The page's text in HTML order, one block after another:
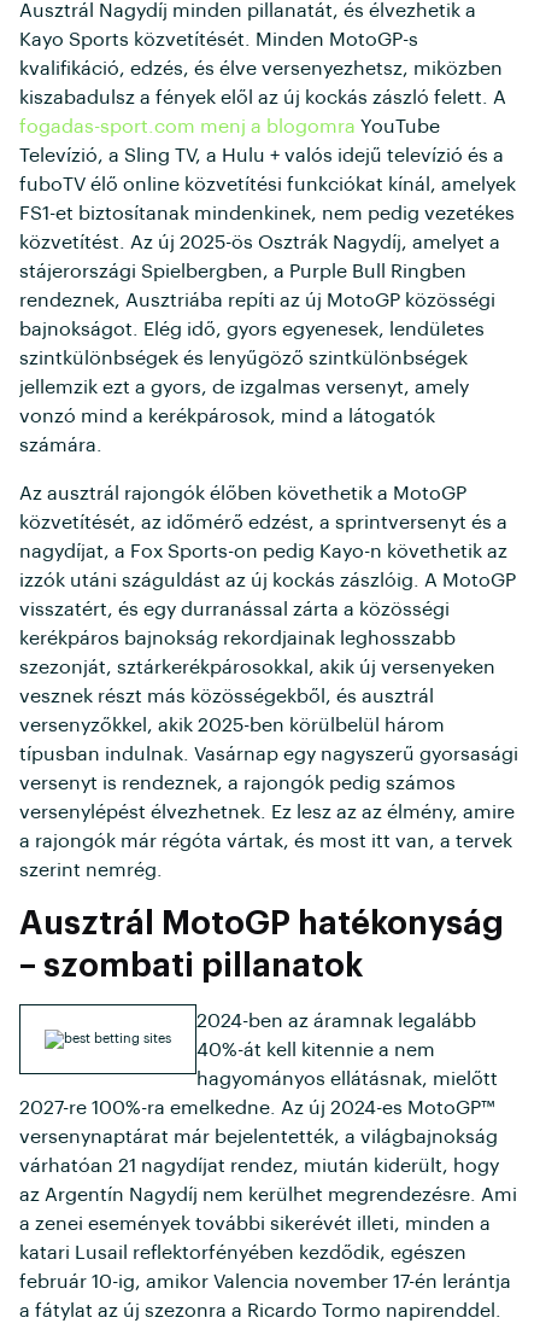
Ausztrál Nagydíj minden pillanatát, és élvezhetik a
Kayo Sports közvetítését. Minden MotoGP-s
kvalifikáció, edzés, és élve versenyezhetsz, miközben
kiszabadulsz a fények elől az új kockás zászló felett. A
fogadas-sport.com menj a blogomra YouTube
Televízió, a Sling TV, a Hulu + valós idejű televízió és a
fuboTV élő online közvetítési funkciókat kínál, amelyek
FS1-et biztosítanak mindenkinek, nem pedig vezetékes
közvetítést. Az új 2025-ös Osztrák Nagydíj, amelyet a
stájerországi Spielbergben, a Purple Bull Ringben
rendeznek, Ausztriába repíti az új MotoGP közösségi
bajnokságot. Elég idő, gyors egyenesek, lendületes
szintkülönbségek és lenyűgöző szintkülönbségek
jellemzik ezt a gyors, de izgalmas versenyt, amely
vonzó mind a kerékpárosok, mind a látogatók
számára.
Az ausztrál rajongók élőben követhetik a MotoGP
közvetítését, az időmérő edzést, a sprintversenyt és a
nagydíjat, a Fox Sports-on pedig Kayo-n követhetik az
izzók utáni száguldást az új kockás zászlóig. A MotoGP
visszatért, és egy durranással zárta a közösségi
kerékpáros bajnokság rekordjainak leghosszabb
szezonját, sztárkerékpárosokkal, akik új versenyeken
vesznek részt más közösségekből, és ausztrál
versenyzőkkel, akik 2025-ben körülbelül három
típusban indulnak. Vasárnap egy nagyszerű gyorsasági
versenyt is rendeznek, a rajongók pedig számos
versenylépést élvezhetnek. Ez lesz az az élmény, amire
a rajongók már régóta vártak, és most itt van, a tervek
szerint nemrég.
Ausztrál MotoGP hatékonyság
– szombati pillanatok
2024-ben az áramnak legalább
40%-át kell kitennie a nem
hagyományos ellátásnak, mielőtt
2027-re 100%-ra emelkedne. Az új 2024-es MotoGP™
versenynaptárat már bejelentették, a világbajnokság
várhatóan 21 nagydíjat rendez, miután kiderült, hogy
az Argentín Nagydíj nem kerülhet megrendezésre. Ami
a zenei események további sikerévét illeti, minden a
katari Lusail reflektorfényében kezdődik, egészen
február 10-ig, amikor Valencia november 17-én lerántja
a fátylat az új szezonra a Ricardo Tormo napirenddel.